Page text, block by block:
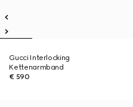
Gucci Interlocking
Kettenarmband
€ 590